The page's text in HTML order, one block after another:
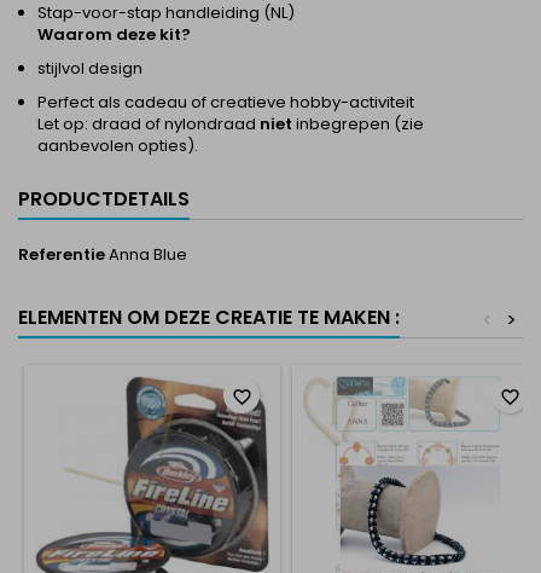
Stap-voor-stap handleiding (NL)
Waarom deze kit?
stijlvol design
Perfect als cadeau of creatieve hobby-activiteit
Let op: draad of nylondraad niet inbegrepen (zie
aanbevolen opties).
PRODUCTDETAILS
ReferentieAnna Blue
ELEMENTEN OM DEZE CREATIE TE MAKEN : >
<
favorite_border favorite_border